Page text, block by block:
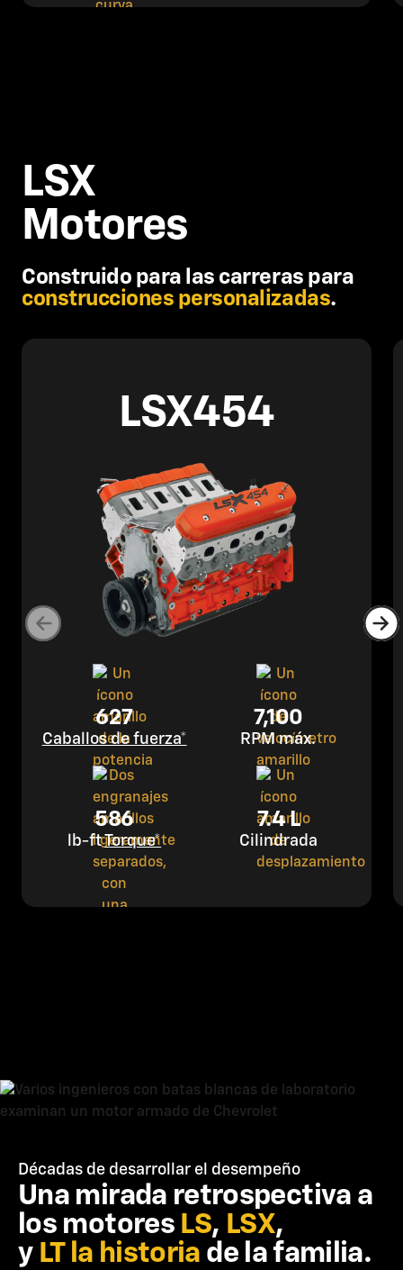
LSX
Motores
Construido para las carreras para
construcciones personalizadas.
LSX454
627
Caballos de fuerza*
7,100
RPM máx.
586
lb-ftTorque*
7.4 L
Cilindrada
Décadas de desarrollar el desempeño
Una mirada retrospectiva a
los motores LS, LSX,
y LT la historia de la familia.